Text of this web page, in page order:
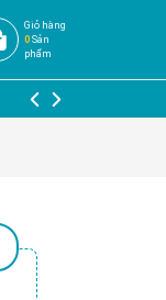
Giỏ hàng
0 Sản
phẩm